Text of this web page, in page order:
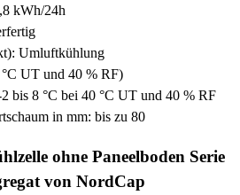
kWh/24h
Umluftkühlung
UT und 40 % RF)
bis 8 °C bei 40 °C UT und 40 % RF
in mm: bis zu 80
ohne Paneelboden Serie
von NordCap